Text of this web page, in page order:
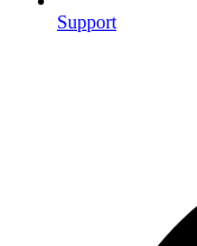
Support